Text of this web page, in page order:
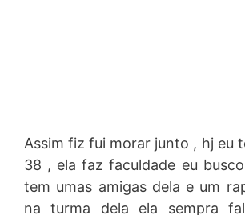
Assim fiz fui morar junto , hj eu
38 , ela faz faculdade eu
tem umas amigas dela e um
na turma dela ela sempra